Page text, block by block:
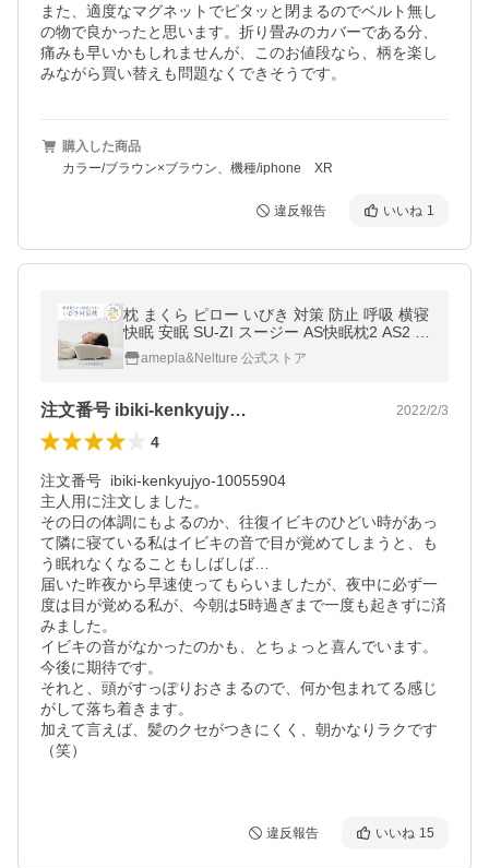
また、適度なマグネットでピタッと閉まるのでベルト無し
の物で良かったと思います。折り畳みのカバーである分、
痛みも早いかもしれませんが、このお値段なら、柄を楽し
みながら買い替えも問題なくできそうです。
購入した商品
カラー/ブラウン×ブラウン、機種/iphone XR
違反報告 いいね 1
枕 まくら ピロー いびき 対策 防止 呼吸 横寝
快眠 安眠 SU-ZI スージー AS快眠枕2 AS2 ネ
ルチャー 敬老の日
amepla&Nelture 公式ストア
注文番号 ibiki-kenkyujy… 2022/2/3
4
注文番号	ibiki-kenkyujyo-10055904
主人用に注文しました。
その日の体調にもよるのか、往復イビキのひどい時があっ
て隣に寝ている私はイビキの音で目が覚めてしまうと、も
う眠れなくなることもしばしば…
届いた昨夜から早速使ってもらいましたが、夜中に必ず一
度は目が覚める私が、今朝は5時過ぎまで一度も起きずに済
みました。
イビキの音がなかったのかも、とちょっと喜んでいます。
今後に期待です。
それと、頭がすっぽりおさまるので、何か包まれてる感じ
がして落ち着きます。
加えて言えば、髪のクセがつきにくく、朝かなりラクです
（笑）
違反報告 いいね 15